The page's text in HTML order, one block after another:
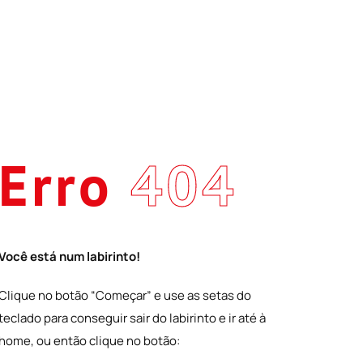
404
está num labirinto!
no botão “Começar” e use as setas do
para conseguir sair do labirinto e ir até à
ou então clique no botão: